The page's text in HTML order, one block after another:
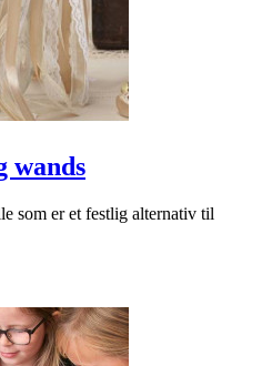
wands
som er et festlig alternativ til